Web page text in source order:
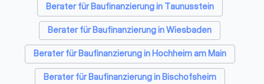
Berater für Baufinanzierung in Taunusstein
Berater für Baufinanzierung in Wiesbaden
Berater für Baufinanzierung in Hochheim am Main
Berater für Baufinanzierung in Bischofsheim